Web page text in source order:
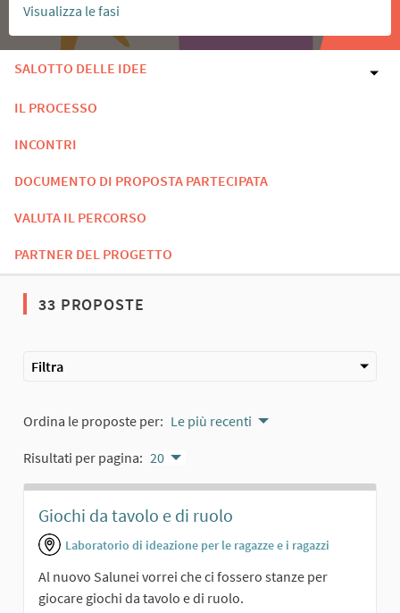
Visualizza le fasi
SALOTTO DELLE IDEE
IL PROCESSO
INCONTRI
DOCUMENTO DI PROPOSTA PARTECIPATA
VALUTA IL PERCORSO
PARTNER DEL PROGETTO
33 PROPOSTE
Filtra
Ordina le proposte per: Le più recenti
Risultati per pagina: 20
Giochi da tavolo e di ruolo
Laboratorio di ideazione per le ragazze e i ragazzi
Al nuovo Salunei vorrei che ci fossero stanze per
giocare giochi da tavolo e di ruolo.